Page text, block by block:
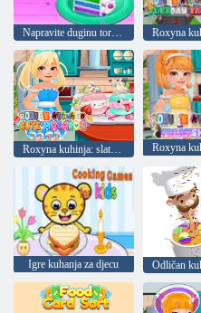
Napravite duginu tortu od konfeta
Igre kuhanja za djecu